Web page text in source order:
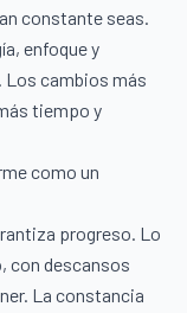
constante seas.
enfoque y
Los cambios más
tiempo y
como un
progreso. Lo
con descansos
La constancia